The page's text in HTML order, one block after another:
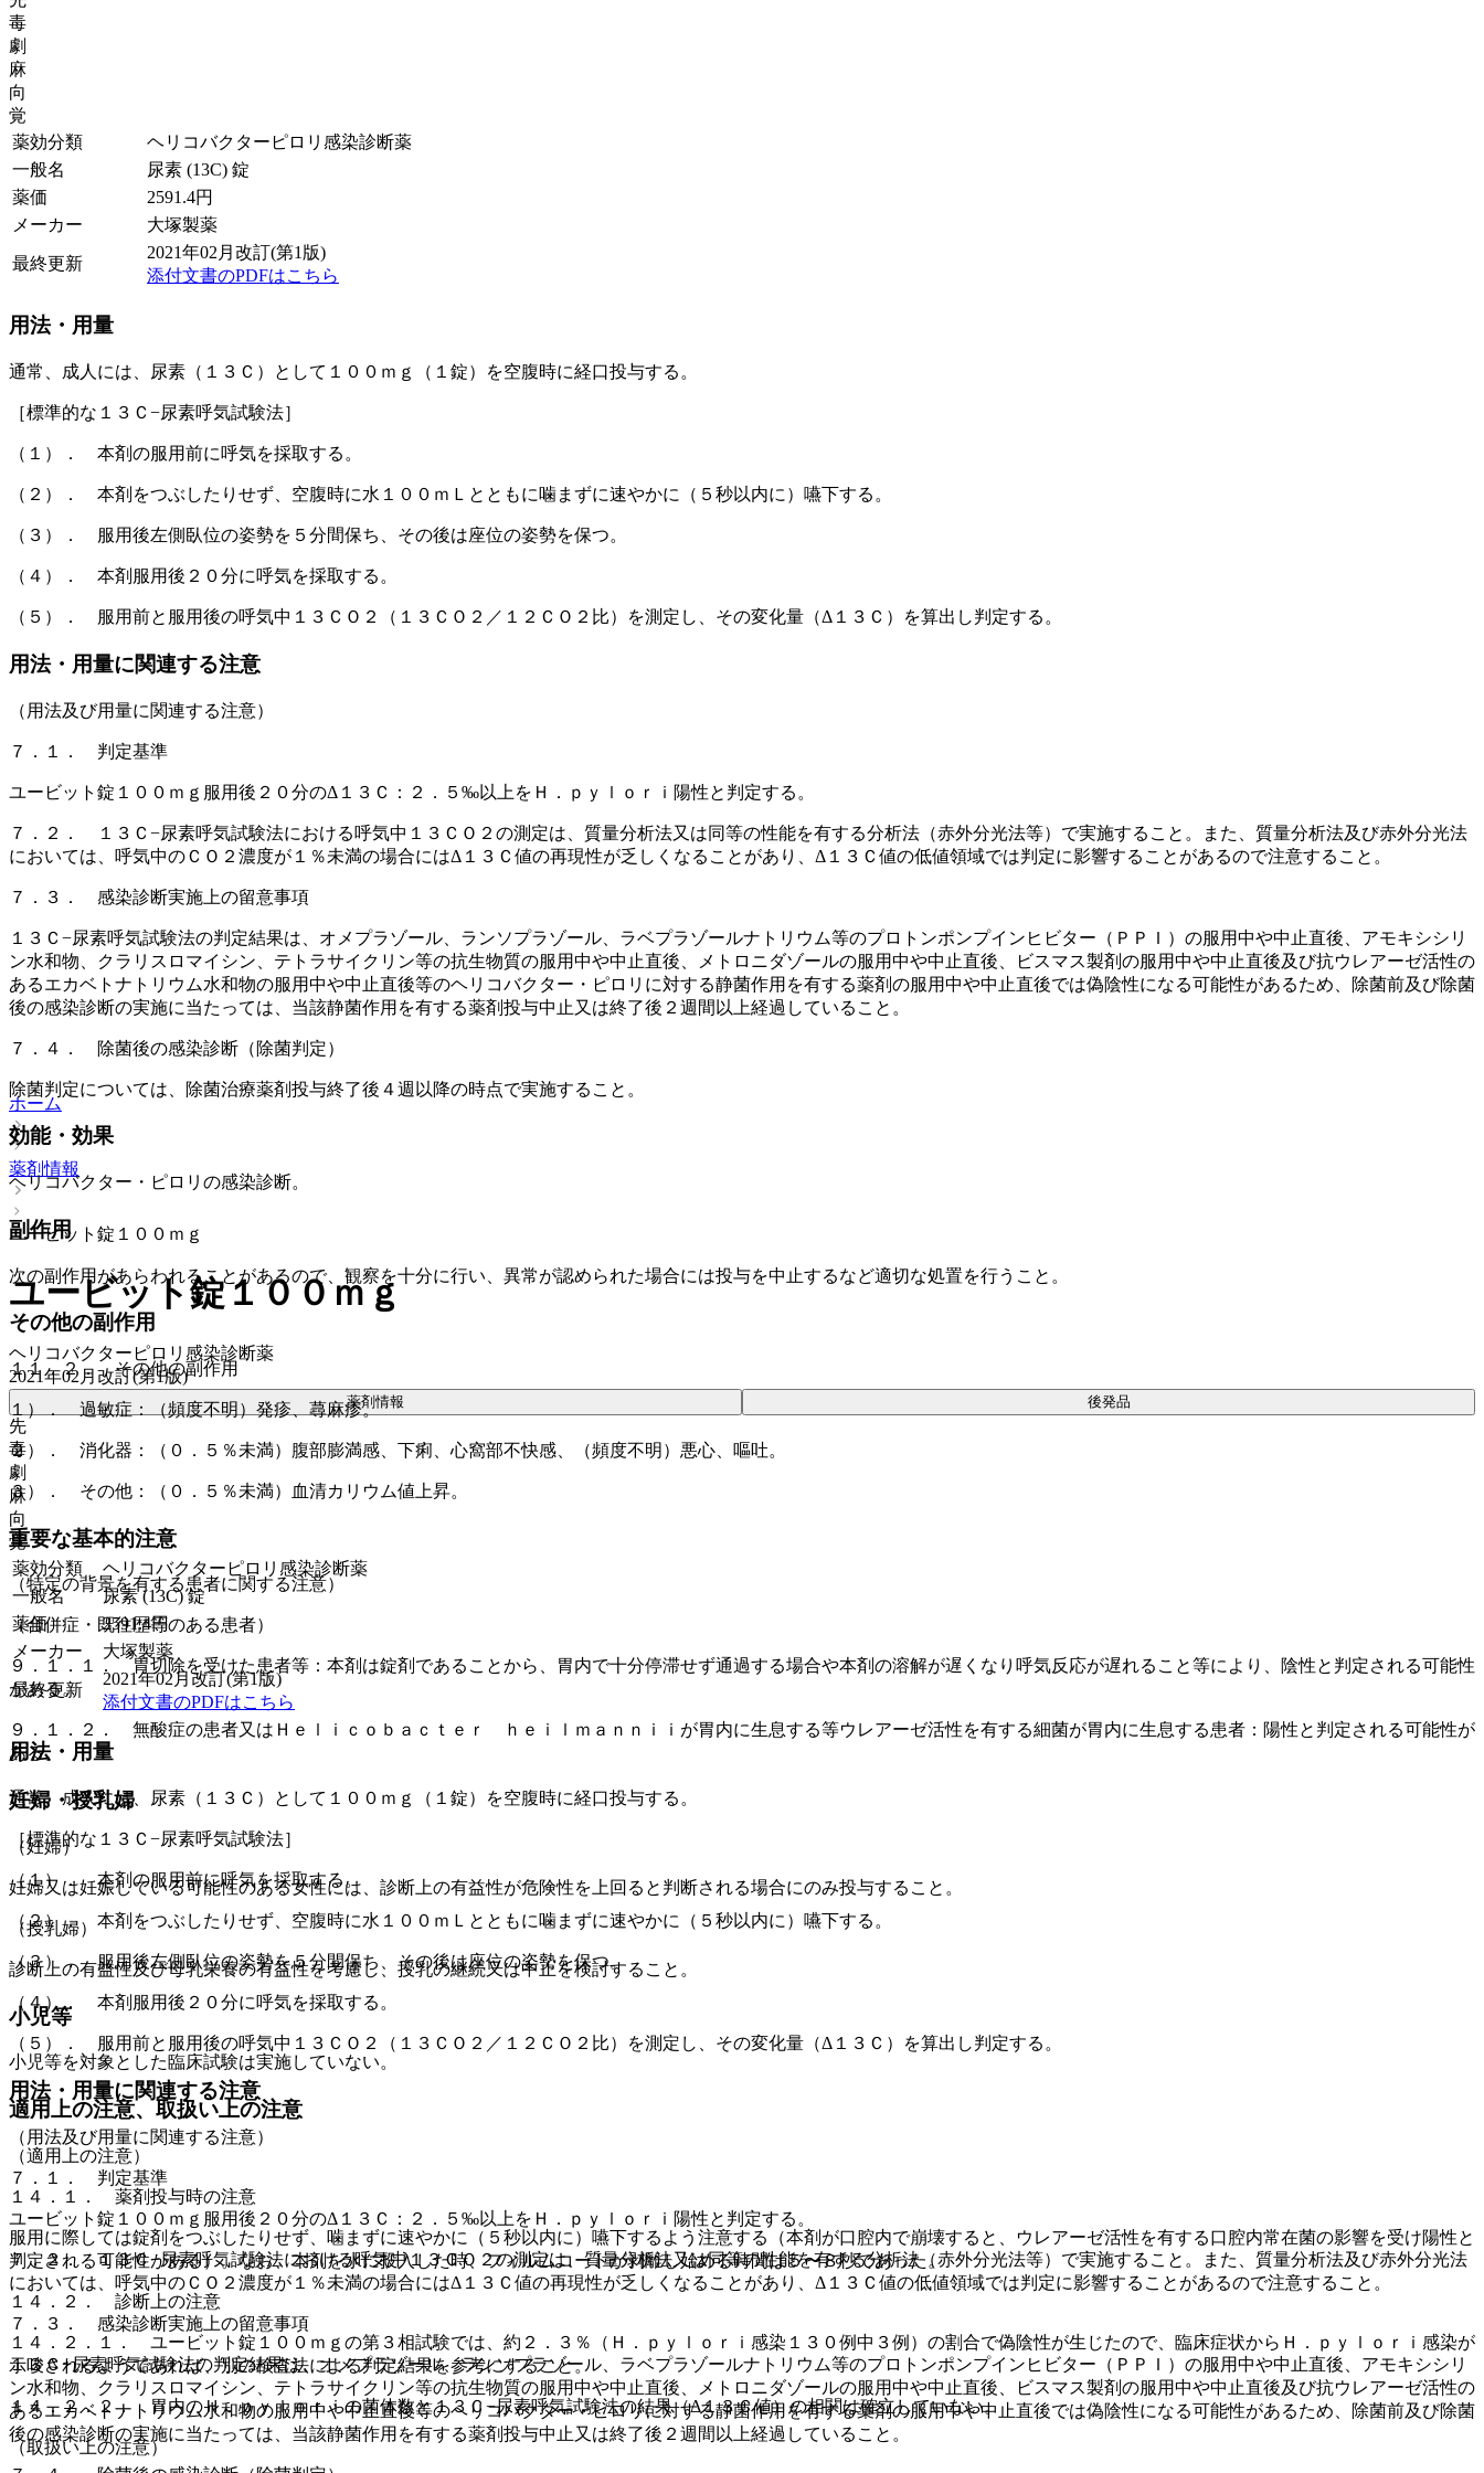
毒
劇
麻
向
覚
薬効分類
ヘリコバクターピロリ感染診断薬
一般名
尿素 (13C) 錠
薬価
2591.4円
メーカー
大塚製薬
最終更新
2021年02月改訂(第1版)
添付文書のPDFはこちら
用法・用量
通常、成人には、尿素（１３Ｃ）として１００ｍｇ（１錠）を空腹時に経口投与する。
［標準的な１３Ｃ−尿素呼気試験法］
（１）． 本剤の服用前に呼気を採取する。
（２）． 本剤をつぶしたりせず、空腹時に水１００ｍＬとともに噛まずに速やかに（５秒以内に）嚥下する。
（３）． 服用後左側臥位の姿勢を５分間保ち、その後は座位の姿勢を保つ。
（４）． 本剤服用後２０分に呼気を採取する。
（５）． 服用前と服用後の呼気中１３ＣＯ２（１３ＣＯ２／１２ＣＯ２比）を測定し、その変化量（Δ１３Ｃ）を算出し判定する。
用法・用量に関連する注意
（用法及び用量に関連する注意）
７．１． 判定基準
ユービット錠１００ｍｇ服用後２０分のΔ１３Ｃ：２．５‰以上をＨ．ｐｙｌｏｒｉ陽性と判定する。
７．２． １３Ｃ−尿素呼気試験法における呼気中１３ＣＯ２の測定は、質量分析法又は同等の性能を有する分析法（赤外分光法等）で実施すること。また、質量分析法及び赤外分光法
においては、呼気中のＣＯ２濃度が１％未満の場合にはΔ１３Ｃ値の再現性が乏しくなることがあり、Δ１３Ｃ値の低値領域では判定に影響することがあるので注意すること。
７．３． 感染診断実施上の留意事項
１３Ｃ−尿素呼気試験法の判定結果は、オメプラゾール、ランソプラゾール、ラベプラゾールナトリウム等のプロトンポンプインヒビター（ＰＰＩ）の服用中や中止直後、アモキシシリ
ン水和物、クラリスロマイシン、テトラサイクリン等の抗生物質の服用中や中止直後、メトロニダゾールの服用中や中止直後、ビスマス製剤の服用中や中止直後及び抗ウレアーゼ活性の
あるエカベトナトリウム水和物の服用中や中止直後等のヘリコバクター・ピロリに対する静菌作用を有する薬剤の服用中や中止直後では偽陰性になる可能性があるため、除菌前及び除菌
後の感染診断の実施に当たっては、当該静菌作用を有する薬剤投与中止又は終了後２週間以上経過していること。
７．４． 除菌後の感染診断（除菌判定）
除菌判定については、除菌治療薬剤投与終了後４週以降の時点で実施すること。
効能・効果
ヘリコバクター・ピロリの感染診断。
副作用
次の副作用があらわれることがあるので、観察を十分に行い、異常が認められた場合には投与を中止するなど適切な処置を行うこと。
その他の副作用
１１．２． その他の副作用
１）． 過敏症：（頻度不明）発疹、蕁麻疹。
２）． 消化器：（０．５％未満）腹部膨満感、下痢、心窩部不快感、（頻度不明）悪心、嘔吐。
３）． その他：（０．５％未満）血清カリウム値上昇。
重要な基本的注意
（特定の背景を有する患者に関する注意）
（合併症・既往歴等のある患者）
９．１．１． 胃切除を受けた患者等：本剤は錠剤であることから、胃内で十分停滞せず通過する場合や本剤の溶解が遅くなり呼気反応が遅れること等により、陰性と判定される可能性
がある。
９．１．２． 無酸症の患者又はＨｅｌｉｃｏｂａｃｔｅｒ ｈｅｉｌｍａｎｎｉｉが胃内に生息する等ウレアーゼ活性を有する細菌が胃内に生息する患者：陽性と判定される可能性が
ある。
妊婦・授乳婦
（妊婦）
妊婦又は妊娠している可能性のある女性には、診断上の有益性が危険性を上回ると判断される場合にのみ投与すること。
（授乳婦）
診断上の有益性及び母乳栄養の有益性を考慮し、授乳の継続又は中止を検討すること。
小児等
小児等を対象とした臨床試験は実施していない。
適用上の注意、取扱い上の注意
（適用上の注意）
１４．１． 薬剤投与時の注意
服用に際しては錠剤をつぶしたりせず、噛まずに速やかに（５秒以内に）嚥下するよう注意する（本剤が口腔内で崩壊すると、ウレアーゼ活性を有する口腔内常在菌の影響を受け陽性と
判定される可能性がある）。なお、本剤を水に投入した時、フィルムコートが剥離し始める時間は５〜８秒であった。
１４．２． 診断上の注意
１４．２．１． ユービット錠１００ｍｇの第３相試験では、約２．３％（Ｈ．ｐｙｌｏｒｉ感染１３０例中３例）の割合で偽陰性が生じたので、臨床症状からＨ．ｐｙｌｏｒｉ感染が
示唆されるようであれば、別の検査法による判定結果を参考にすること。
１４．２．２． 胃内のＨ．ｐｙｌｏｒｉの菌体数と１３Ｃ−尿素呼気試験法の結果（Δ１３Ｃ値）の相関は確立していない。
（取扱い上の注意）
ホーム
薬剤情報
ユービット錠１００ｍｇ
ユービット錠１００ｍｇ
ヘリコバクターピロリ感染診断薬
2021年02月改訂(第1版)
薬剤情報 後発品
先
毒
劇
麻
向
覚
薬効分類
ヘリコバクターピロリ感染診断薬
一般名
尿素 (13C) 錠
薬価
2591.4円
メーカー
大塚製薬
最終更新
2021年02月改訂(第1版)
添付文書のPDFはこちら
用法・用量
通常、成人には、尿素（１３Ｃ）として１００ｍｇ（１錠）を空腹時に経口投与する。
［標準的な１３Ｃ−尿素呼気試験法］
（１）． 本剤の服用前に呼気を採取する。
（２）． 本剤をつぶしたりせず、空腹時に水１００ｍＬとともに噛まずに速やかに（５秒以内に）嚥下する。
（３）． 服用後左側臥位の姿勢を５分間保ち、その後は座位の姿勢を保つ。
（４）． 本剤服用後２０分に呼気を採取する。
（５）． 服用前と服用後の呼気中１３ＣＯ２（１３ＣＯ２／１２ＣＯ２比）を測定し、その変化量（Δ１３Ｃ）を算出し判定する。
用法・用量に関連する注意
（用法及び用量に関連する注意）
７．１． 判定基準
ユービット錠１００ｍｇ服用後２０分のΔ１３Ｃ：２．５‰以上をＨ．ｐｙｌｏｒｉ陽性と判定する。
７．２． １３Ｃ−尿素呼気試験法における呼気中１３ＣＯ２の測定は、質量分析法又は同等の性能を有する分析法（赤外分光法等）で実施すること。また、質量分析法及び赤外分光法
においては、呼気中のＣＯ２濃度が１％未満の場合にはΔ１３Ｃ値の再現性が乏しくなることがあり、Δ１３Ｃ値の低値領域では判定に影響することがあるので注意すること。
７．３． 感染診断実施上の留意事項
１３Ｃ−尿素呼気試験法の判定結果は、オメプラゾール、ランソプラゾール、ラベプラゾールナトリウム等のプロトンポンプインヒビター（ＰＰＩ）の服用中や中止直後、アモキシシリ
ン水和物、クラリスロマイシン、テトラサイクリン等の抗生物質の服用中や中止直後、メトロニダゾールの服用中や中止直後、ビスマス製剤の服用中や中止直後及び抗ウレアーゼ活性の
あるエカベトナトリウム水和物の服用中や中止直後等のヘリコバクター・ピロリに対する静菌作用を有する薬剤の服用中や中止直後では偽陰性になる可能性があるため、除菌前及び除菌
後の感染診断の実施に当たっては、当該静菌作用を有する薬剤投与中止又は終了後２週間以上経過していること。